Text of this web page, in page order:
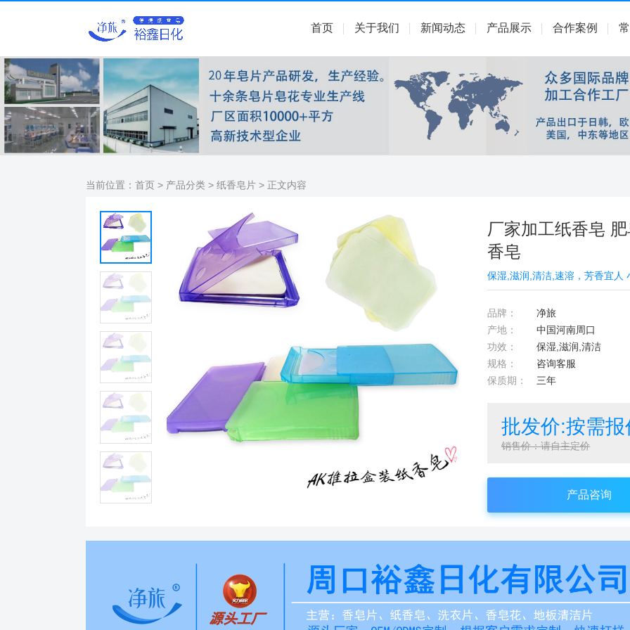
首页 关于我们 新闻动态 产品展示 合作案例
当前位置： 首页 > 产品分类 > 纸香皂片 > 正文内容
厂家加工纸香皂
香皂
保湿,滋润,清洁,速溶，芳香宜人
品牌：
净旅
产地：
中国河南周口
功效：
保湿,滋润,清洁
规格：
咨询客服
保质期：
三年
批发价:按需报
销售价：请自主定价
产品咨询